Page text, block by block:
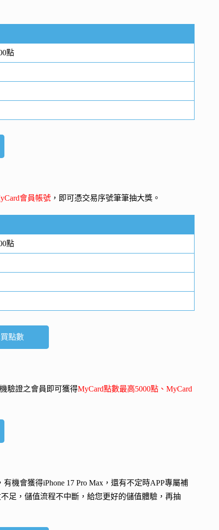
點
會員帳號 ，即可憑交易序號筆筆抽大獎。
點
點數
機驗證之會員即可獲得MyCard點數最高5000點、MyCard
有機會獲得iPhone 17 Pro Max ，還有不定時APP專屬補
足，儲值流程不中斷，給您更好的儲值體驗，再抽